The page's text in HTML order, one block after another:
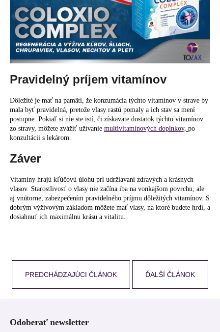
Pravidelný príjem vitamínov
Dôležité je mať na pamäti, že konzumácia týchto vitamínov v strave by
mala byť pravidelná, pretože vlasy rastú pomaly a ich stav sa mení
postupne. Pokiaľ si nie ste istí, či získavate dostatok týchto vitamínov
zo stravy, môžete zvážiť užívanie multivitamínových doplnkov, po
konzultácii s lekárom.
Záver
Vitamíny hrajú kľúčovú úlohu pri udržiavaní zdravých a krásnych
vlasov. Starostlivosť o vlasy nie začína iba na vonkajšom povrchu, ale
aj vnútorne, zabezpečením pravidelného príjmu dôležitých vitamínov. S
dobrým výživovým základom môžete mať vlasy, na ktoré budete hrdí, a
dosiahnuť ich maximálnu krásu a vitalitu.
PREDCHÁDZAJÚCI ČLÁNOK ĎALŠÍ ČLÁNOK
Odoberať newsletter